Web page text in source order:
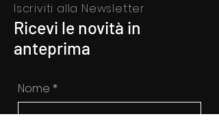
Iscriviti alla Newsletter
Ricevi le novità in
anteprima
Nome *